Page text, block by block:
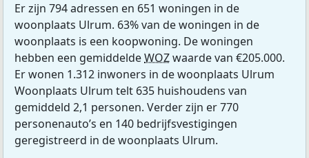
Er zijn 794 adressen en 651 woningen in de
woonplaats Ulrum. 63% van de woningen in de
woonplaats is een koopwoning. De woningen
hebben een gemiddeldeWOZwaarde van €205.000.
Er wonen 1.312 inwoners in de woonplaats Ulrum
Woonplaats Ulrum telt 635 huishoudens van
gemiddeld 2,1 personen. Verder zijn er 770
personenauto’s en 140 bedrijfsvestigingen
geregistreerd in de woonplaats Ulrum.